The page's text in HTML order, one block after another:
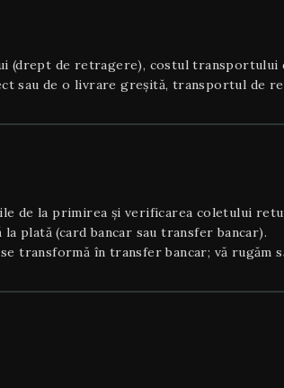
(drept de retragere), costul transportului
sau de o livrare greșită, transportul de
de la primirea și verificarea coletului
plată (card bancar sau transfer bancar).
transformă în transfer bancar; vă